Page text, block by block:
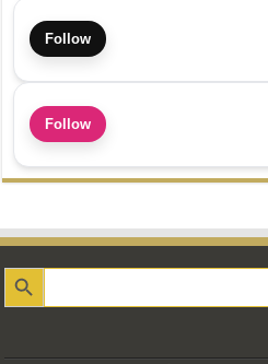
Follow
Follow